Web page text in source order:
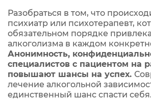
Разобраться в том, что
психиатр или психотерапевт,
обязательном порядке
алкоголизма в каждом
Анонимность,
специалистов с пациентом на
повышают шансы на успех.
лечение алкогольной
единственный шанс спасти себя.